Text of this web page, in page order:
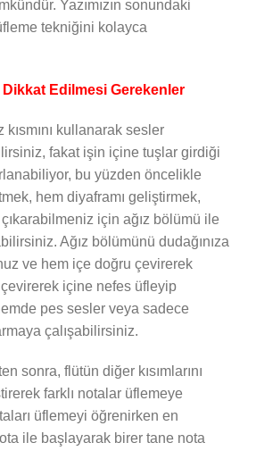
Yazımızın sonundaki
tekniğini kolayca
Edilmesi Gerekenler
kısmını kullanarak sesler
fakat işin içine tuşlar girdiği
bu yüzden öncelikle
hem diyaframı geliştirmek,
için ağız bölümü ile
Ağız bölümünü dudağınıza
ve hem içe doğru çevirerek
çevirerek içine nefes üfleyip
pes sesler veya sadece
çalışabilirsiniz.
sonra, flütün diğer kısımlarını
farklı notalar üflemeye
üflemeyi öğrenirken en
ile başlayarak birer tane nota